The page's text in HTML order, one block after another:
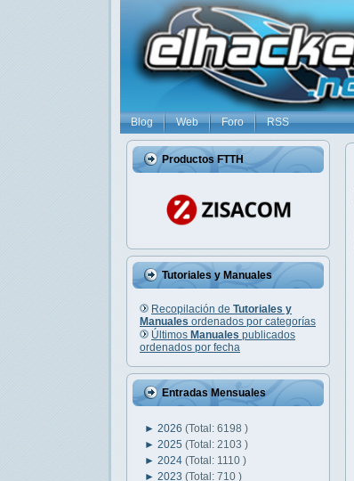
Blog Web Foro RSS
Productos FTTH
Tutoriales y Manuales
Recopilación de Tutoriales y
Manuales ordenados por categorías
Últimos Manuales publicados
ordenados por fecha
Entradas Mensuales
► 2026 (Total: 6198 )
► 2025 (Total: 2103 )
► 2024 (Total: 1110 )
► 2023 (Total: 710 )